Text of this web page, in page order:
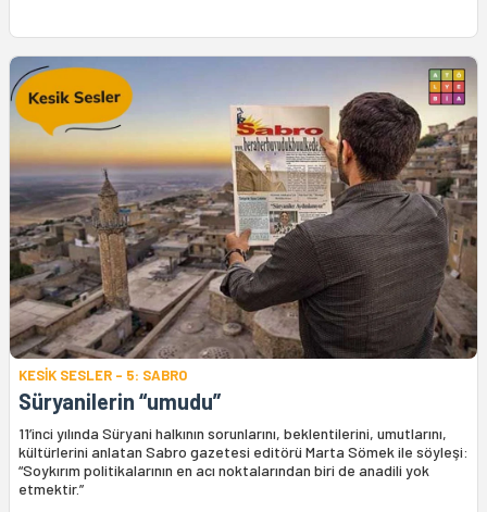
KESİK SESLER - 5: SABRO
Süryanilerin “umudu”
11’inci yılında Süryani halkının sorunlarını, beklentilerini, umutlarını,
kültürlerini anlatan Sabro gazetesi editörü Marta Sömek ile söyleşi:
“Soykırım politikalarının en acı noktalarından biri de anadili yok
etmektir.”